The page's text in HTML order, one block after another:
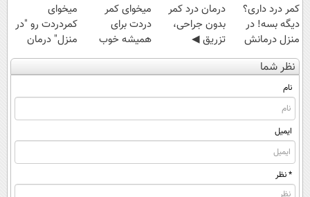
کمر درد داری؟
دیگه بسه! در
منزل درمانش
کن
(◀پرسش‌نامه)
درمان درد کمر
بدون جراحی،
تزریق ◀
پرسش‌نامه رو پر
کن ▶
میخوای کمر
دردت برای
همیشه خوب
شه؟ ◀
پرسش‌نامه رو پر
میخوای
کمردردت رو "در
منزل" درمان
کنی؟ (◂فیلم +
◂پرسش‌نامه)
نظر شما
نام
ایمیل
* نظر